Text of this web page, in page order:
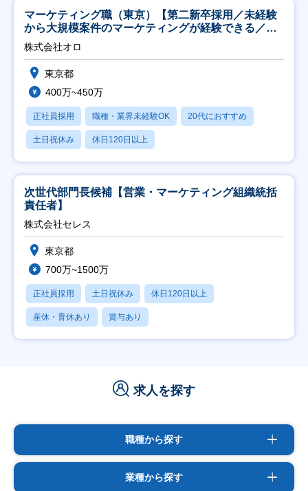
マーケティング職（東京）【第二新卒採用／未経験
から大規模案件のマーケティングが経験できる／研
修充実】
株式会社オロ
東京都
400万~450万
正社員採用 職種・業界未経験OK 20代におすすめ
土日祝休み 休日120日以上
次世代部門長候補【営業・マーケティング組織統括
責任者】
株式会社セレス
東京都
700万~1500万
正社員採用 土日祝休み 休日120日以上
産休・育休あり 賞与あり
求人を探す
職種から探す
業種から探す